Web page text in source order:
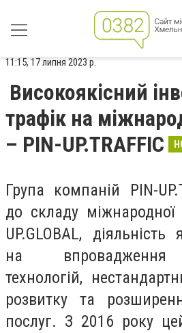
11:15, 17 липня 2023 р.
Високоякісний
трафік на
– PIN-UP.TRAFFIC
Група компаній PIN-
до складу міжнародної
UP.GLOBAL,
на впровадження
технологій,
розвитку та
послуг. З 2016 року